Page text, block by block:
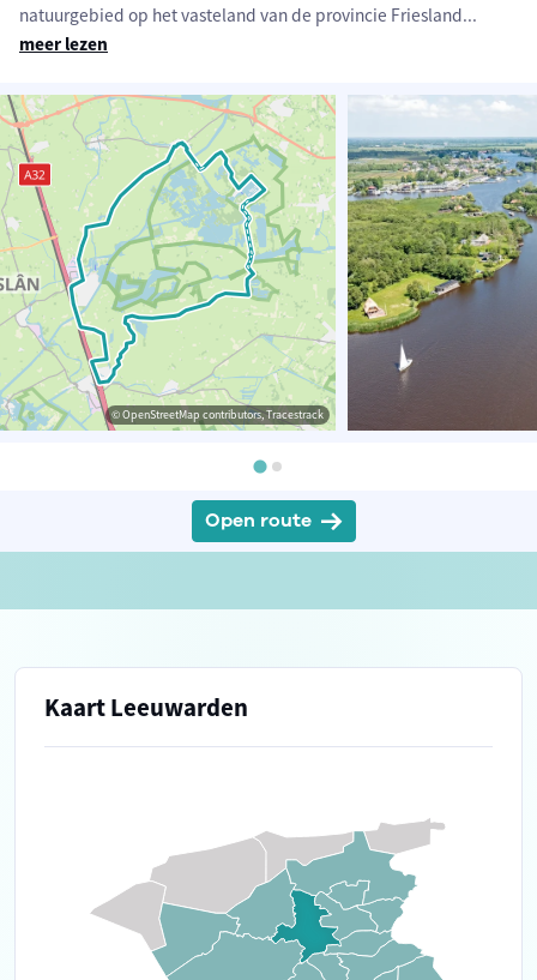
natuurgebied op het vasteland van de provincie Friesland...
meer lezen
© OpenStreetMap contributors, Tracestrack
Open route
Kaart Leeuwarden